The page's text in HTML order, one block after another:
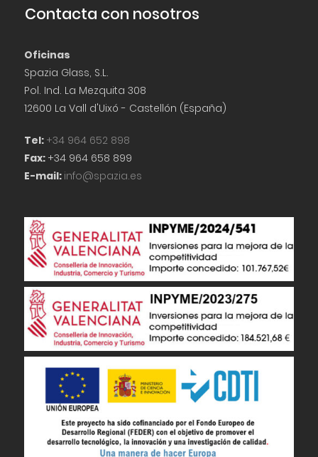
Contacta con nosotros
Oficinas
Spazia Glass, S.L.
Pol. Ind. La Mezquita 308
12600 La Vall d'Uixó - Castellón (España)
Tel: +34 964 652 898
Fax: +34 964 658 899
E-mail: info@spazia.es